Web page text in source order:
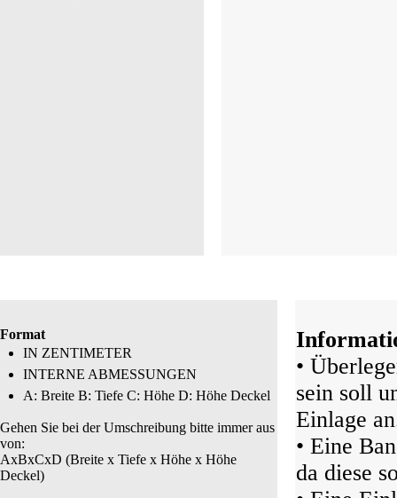
Format
IN ZENTIMETER
INTERNE ABMESSUNGEN
A: Breite B: Tiefe C: Höhe D: Höhe Deckel
Gehen Sie bei der Umschreibung bitte immer aus
von:
AxBxCxD (Breite x Tiefe x Höhe x Höhe
Deckel)
•
sein soll
Einlage
• Eine
da diese